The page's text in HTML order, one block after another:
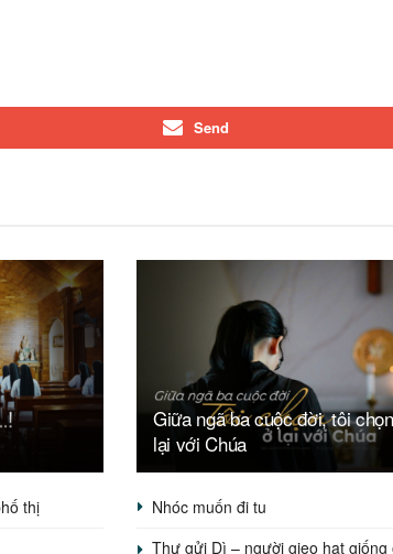
Send
Giữa ngã ba cuộc đời, tôi
lại với Chúa
thị
Nhóc muốn đi tu
Thư gửi Dì – người gieo hạt giống